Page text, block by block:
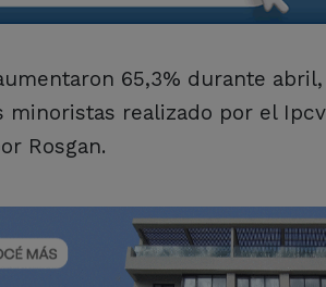
65,3% durante
realizado por el
Rosgan.